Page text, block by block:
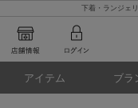
下着・ランジ
アイテム ブラ